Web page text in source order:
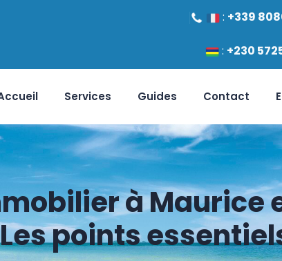
: +339
: +230
Services Guides Contact
à Maurice
points